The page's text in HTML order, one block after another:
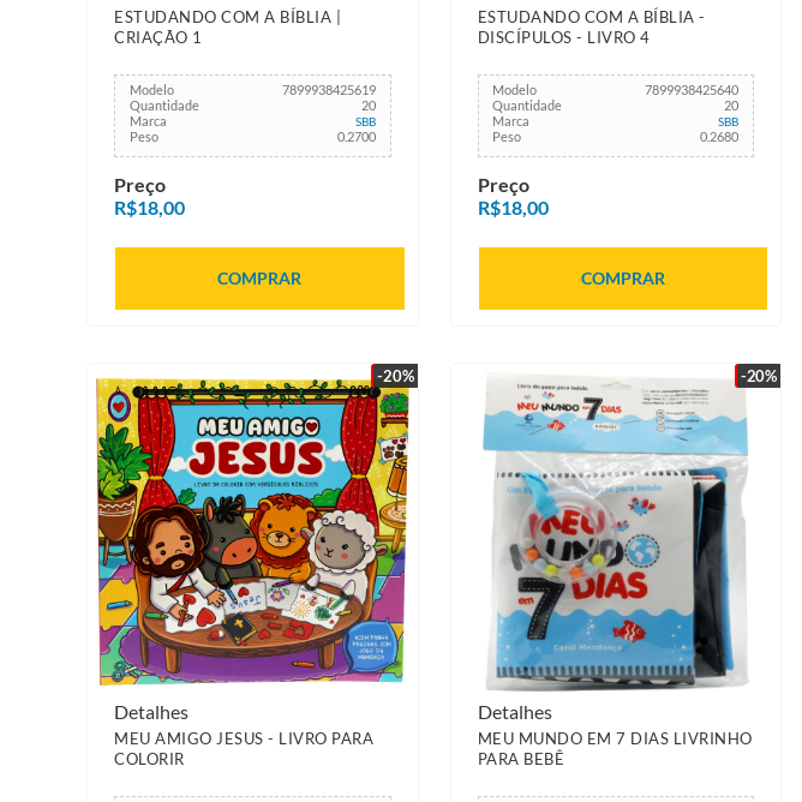
ESTUDANDO COM A BÍBLIA |
CRIAÇÃO 1
Modelo
7899938425619
Quantidade
20
Marca
SBB
Peso 0.2700
Preço
R$18,00
COMPRAR
ESTUDANDO COM A BÍBLIA -
DISCÍPULOS - LIVRO 4
Modelo
7899938425640
Quantidade
20
Marca
SBB
Peso 0.2680
Preço
R$18,00
COMPRAR
-20%
MEU AMIGO JESUS - LIVRO PARA
COLORIR
Detalhes
-20%
MEU MUNDO EM 7 DIAS LIVRINHO
PARA BEBÊ
Detalhes